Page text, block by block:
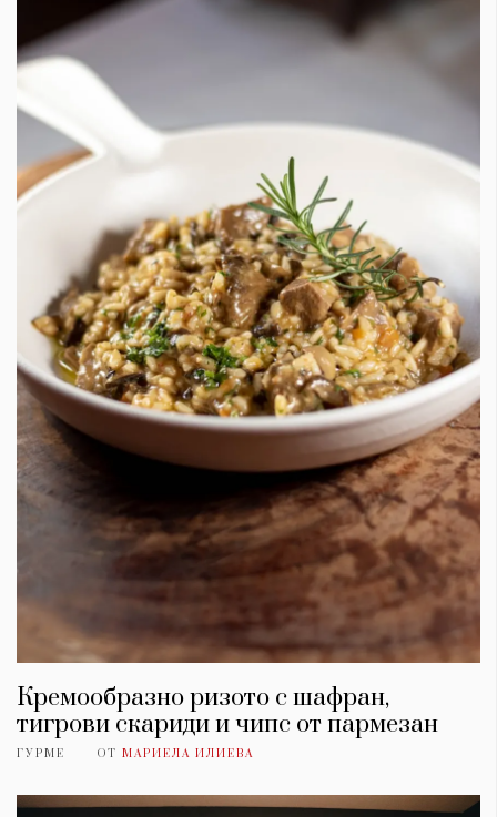
Кремообразно ризото с шафран,
тигрови скариди и чипс от пармезан
ГУРМЕ ОТ МАРИЕЛА ИЛИЕВА